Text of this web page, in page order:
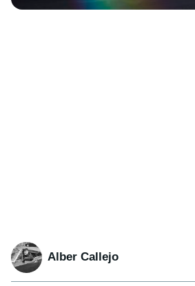
Alber Callejo